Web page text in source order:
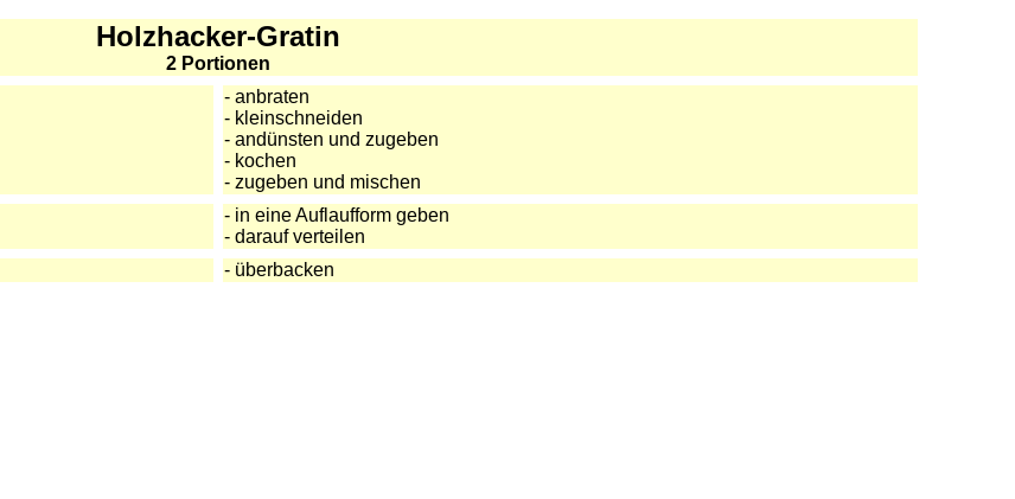
Holzhacker-Gratin
2 Portionen
- anbraten
- kleinschneiden
- andünsten und zugeben
- kochen
- zugeben und mischen
- in eine Auflaufform geben
- darauf verteilen
- überbacken